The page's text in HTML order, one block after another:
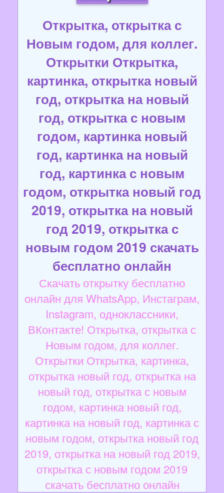
Открытка, открытка с
Новым годом, для коллег.
Открытки Открытка,
картинка, открытка новый
год, открытка на новый
год, открытка с новым
годом, картинка новый
год, картинка на новый
год, картинка с новым
годом, открытка новый год
2019, открытка на новый
год 2019, открытка с
новым годом 2019 скачать
бесплатно онлайн
Скачать открытку бесплатно
онлайн для WhatsApp, Инстаграм,
Instagram, одноклассники,
ВКонтакте! Открытка, открытка с
Новым годом, для коллег.
Открытки Открытка, картинка,
открытка новый год, открытка на
новый год, открытка с новым
годом, картинка новый год,
картинка на новый год, картинка с
новым годом, открытка новый год
2019, открытка на новый год 2019,
открытка с новым годом 2019
скачать бесплатно онлайн